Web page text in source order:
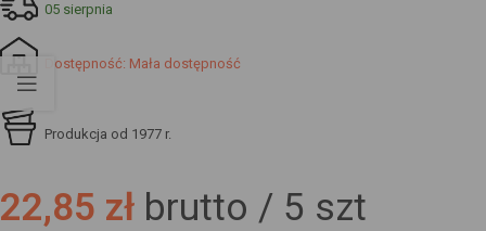
05 sierpnia
Dostępność: Mała dostępność
Produkcja od 1977 r.
22,85 zł brutto / 5 szt